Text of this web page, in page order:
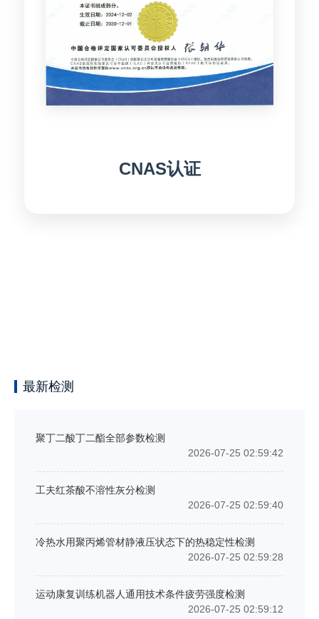
CNAS认证
最新检测
聚丁二酸丁二酯全部参数检测
2026-07-25 02:59:42
工夫红茶酸不溶性灰分检测
2026-07-25 02:59:40
冷热水用聚丙烯管材静液压状态下的热稳定性检测
2026-07-25 02:59:28
运动康复训练机器人通用技术条件疲劳强度检测
2026-07-25 02:59:12